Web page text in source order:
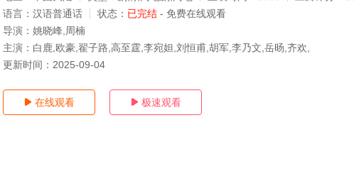
语言： 汉语普通话 状态： 已完结 - 免费在线观看
导演： 姚晓峰,周楠
主演： 白鹿,欧豪,翟子路,高至霆,李宛妲,刘恒甫,胡军,李乃文,岳旸,齐欢,
更新时间： 2025-09-04
 在线观看  极速观看